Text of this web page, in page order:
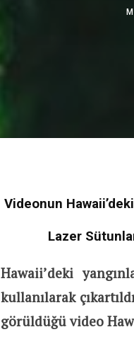
Videonun
Lazer
Hawaii’deki
kullanılarak
görüldüğü video